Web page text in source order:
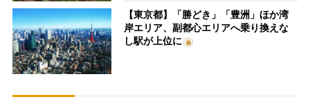
【東京都】「勝どき」「豊洲」ほか湾
岸エリア、副都心エリアへ乗り換えな
し駅が上位に